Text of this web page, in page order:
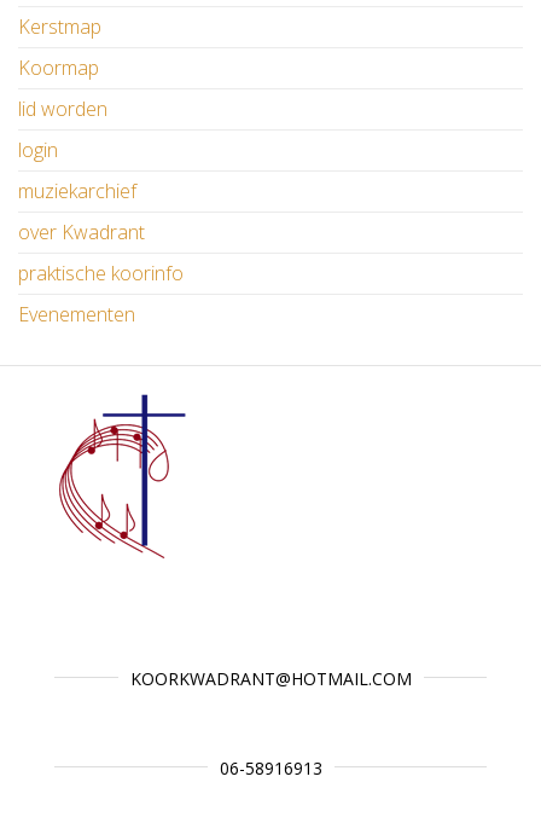
Kerstmap
Koormap
lid worden
login
muziekarchief
over Kwadrant
praktische koorinfo
Evenementen
KOORKWADRANT@HOTMAIL.COM
06-58916913